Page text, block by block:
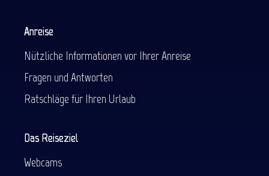
Anreise
Nützliche Informationen vor Ihrer Anreise
Fragen und Antworten
Ratschläge für Ihren Urlaub
Das Reiseziel
Webcams